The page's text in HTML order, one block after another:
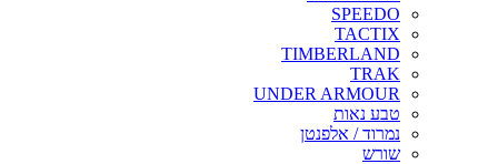
SPEEDO
TACTIX
TIMBERLAND
TRAK
UNDER ARMOUR
טבע נאות
נמרוד / אלפנטן
שורש